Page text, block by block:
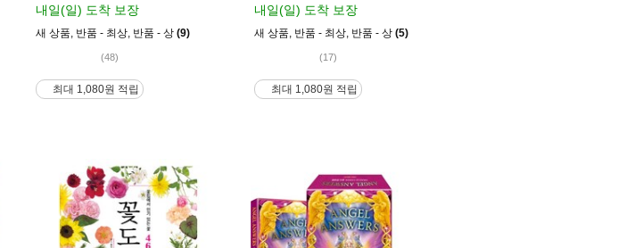
내일(일) 도착 보장
새 상품, 반품 - 최상, 반품 - 상 (9)
(48)
최대 1,080원 적립
내일(일) 도착 보장
새 상품, 반품 - 최상, 반품 - 상 (5)
(17)
최대 1,080원 적립